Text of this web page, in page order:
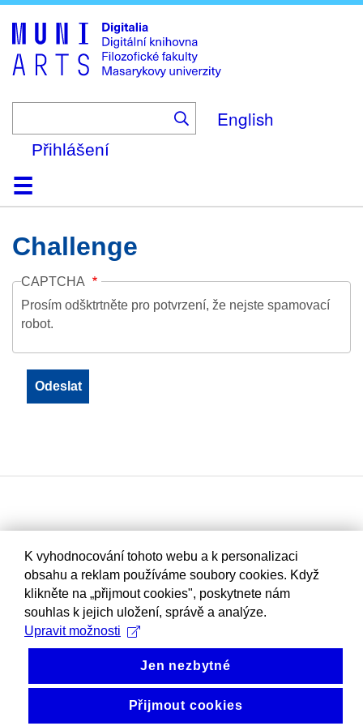
to
main
content
English
Přihlášení
DomůKolekce
Prohlížení
Vyhledávání
O platformě
Nápověda
KontaktDigitalia
Challenge
CAPTCHA
Prosím odšktrtněte pro potvrzení, že nejste spamovací
robot.
K vyhodnocování tohoto webu a k personalizaci
obsahu a reklam používáme soubory cookies. Když
klikněte na „přijmout cookies", poskytnete nám
souhlas k jejich uložení, správě a analýze.
Upravit možnosti
Jen nezbytné
Přijmout cookies